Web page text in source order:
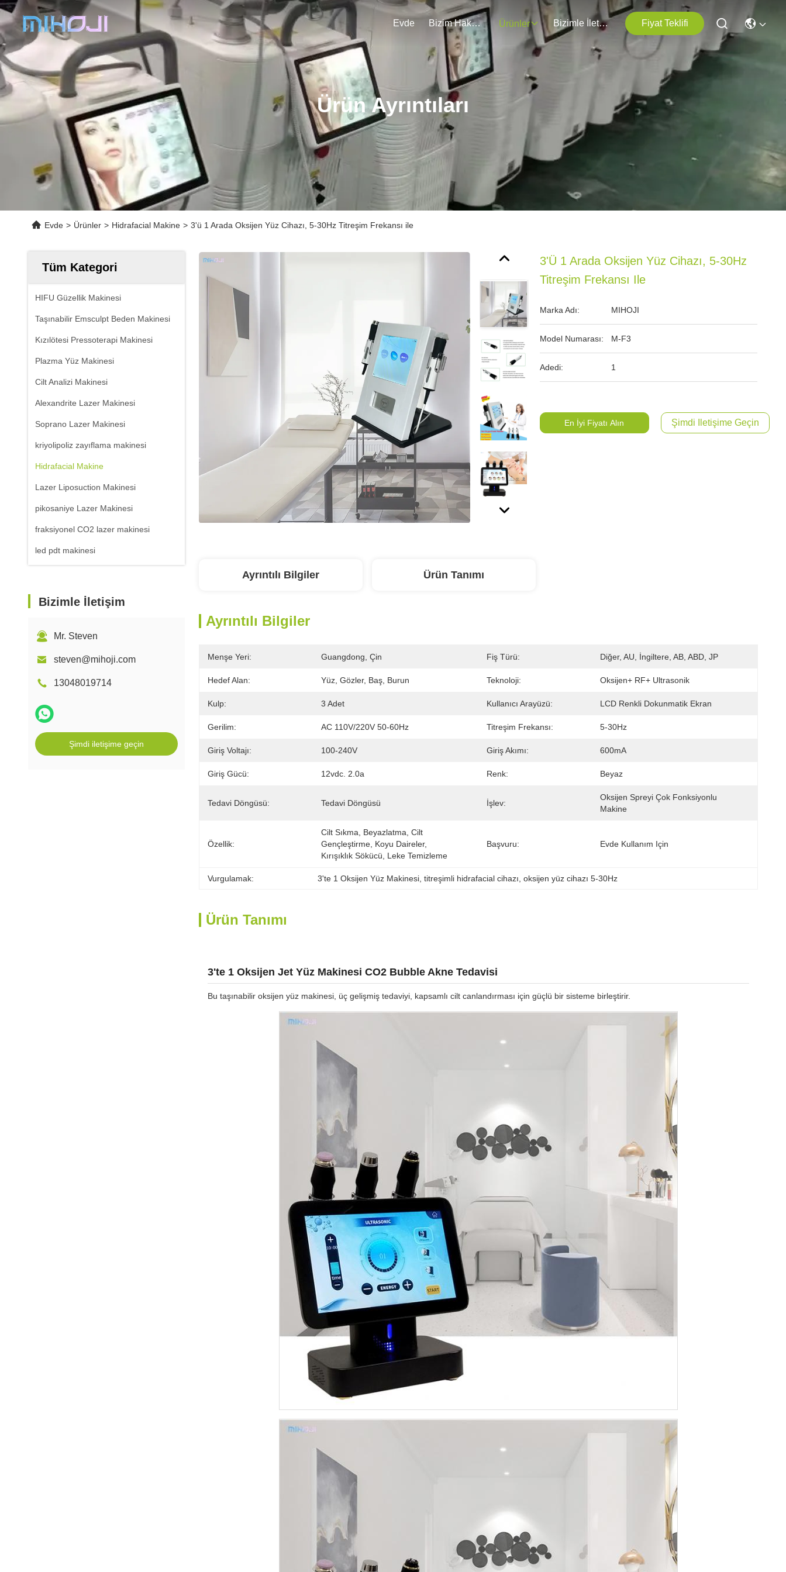
Evde Bizim Hakkımızda Ürünler Bizimle İletişim Fiyat Teklifi
Ürün Ayrıntıları
Evde > Ürünler > Hidrafacial Makine > 3'ü 1 Arada Oksijen Yüz Cihazı, 5-30Hz Titreşim Frekansı ile
Tüm Kategori
HIFU Güzellik Makinesi
Taşınabilir Emsculpt Beden Makinesi
Kızılötesi Pressoterapi Makinesi
Plazma Yüz Makinesi
Cilt Analizi Makinesi
Alexandrite Lazer Makinesi
Soprano Lazer Makinesi
kriyolipoliz zayıflama makinesi
Hidrafacial Makine
Lazer Liposuction Makinesi
pikosaniye Lazer Makinesi
fraksiyonel CO2 lazer makinesi
led pdt makinesi
Bizimle İletişim
Mr. Steven
steven@mihoji.com
13048019714
Şimdi iletişime geçin
3'ü 1 Arada Oksijen Yüz Cihazı, 5-30Hz
Titreşim Frekansı Ile
Marka Adı: MIHOJI
Model Numarası: M-F3
Adedi: 1
En İyi Fiyatı Alın Şimdi Iletişime Geçin
Ayrıntılı Bilgiler Ürün Tanımı
Ayrıntılı Bilgiler
Menşe Yeri: Guangdong, Çin Fiş Türü: Diğer, AU, İngiltere, AB, ABD, JP
Hedef Alan: Yüz, Gözler, Baş, Burun Teknoloji: Oksijen+ RF+ Ultrasonik
Kulp: 3 Adet Kullanıcı Arayüzü: LCD Renkli Dokunmatik Ekran
Gerilim: AC 110V/220V 50-60Hz Titreşim Frekansı: 5-30Hz
Giriş Voltajı: 100-240V Giriş Akımı: 600mA
Giriş Gücü: 12vdc. 2.0a Renk: Beyaz
Tedavi Döngüsü: Tedavi Döngüsü İşlev:
Oksijen Spreyi Çok Fonksiyonlu
Makine
Özellik:
Cilt Sıkma, Beyazlatma, Cilt
Gençleştirme, Koyu Daireler,
Kırışıklık Sökücü, Leke Temizleme
Başvuru: Evde Kullanım Için
Vurgulamak: 3'te 1 Oksijen Yüz Makinesi , titreşimli hidrafacial cihazı , oksijen yüz cihazı 5-30Hz
Ürün Tanımı
3'te 1 Oksijen Jet Yüz Makinesi CO2 Bubble Akne Tedavisi
Bu taşınabilir oksijen yüz makinesi, üç gelişmiş tedaviyi, kapsamlı cilt canlandırması için güçlü bir sisteme birleştirir.